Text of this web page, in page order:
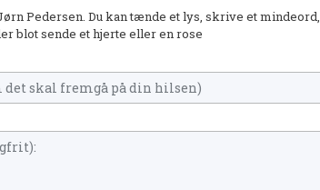
Pedersen. Du kan tænde et lys, skrive et mindeord,
blot sende et hjerte eller en rose